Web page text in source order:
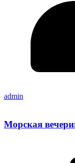
admin
Морская